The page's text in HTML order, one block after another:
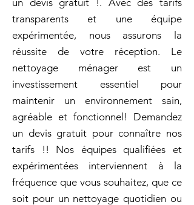
un devis gratuit !. Avec des tarifs
transparents et une équipe
expérimentée, nous assurons la
réussite de votre réception. Le
nettoyage ménager est un
investissement essentiel pour
maintenir un environnement sain,
agréable et fonctionnel! Demandez
un devis gratuit pour connaître nos
tarifs !! Nos équipes qualifiées et
expérimentées interviennent à la
fréquence que vous souhaitez, que ce
soit pour un nettoyage quotidien ou